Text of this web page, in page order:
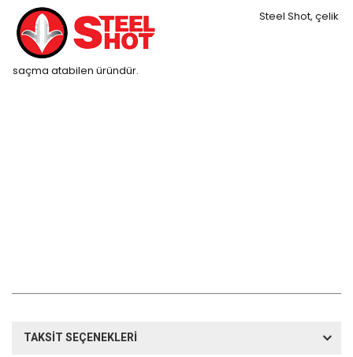
Steel Shot, çelik
saçma atabilen üründür.
TAKSİT SEÇENEKLERİ